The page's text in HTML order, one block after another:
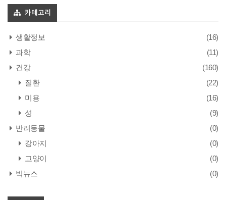
카테고리
생활정보
(16)
과학
(11)
건강
(160)
질환
(22)
미용
(16)
성
(9)
반려동물
(0)
강아지
(0)
고양이
(0)
빅뉴스
(0)